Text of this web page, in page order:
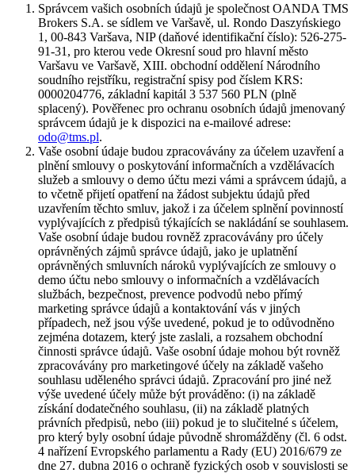
Správcem vašich osobních údajů je společnost OANDA TMS
Brokers S.A. se sídlem ve Varšavě, ul. Rondo Daszyńskiego
1, 00-843 Varšava, NIP (daňové identifikační číslo): 526-275-
91-31, pro kterou vede Okresní soud pro hlavní město
Varšavu ve Varšavě, XIII. obchodní oddělení Národního
soudního rejstříku, registrační spisy pod číslem KRS:
0000204776, základní kapitál 3 537 560 PLN (plně
splacený). Pověřenec pro ochranu osobních údajů jmenovaný
správcem údajů je k dispozici na e-mailové adrese:
odo@tms.pl.
Vaše osobní údaje budou zpracovávány za účelem uzavření a
plnění smlouvy o poskytování informačních a vzdělávacích
služeb a smlouvy o demo účtu mezi vámi a správcem údajů, a
to včetně přijetí opatření na žádost subjektu údajů před
uzavřením těchto smluv, jakož i za účelem splnění povinností
vyplývajících z předpisů týkajících se nakládání se souhlasem.
Vaše osobní údaje budou rovněž zpracovávány pro účely
oprávněných zájmů správce údajů, jako je uplatnění
oprávněných smluvních nároků vyplývajících ze smlouvy o
demo účtu nebo smlouvy o informačních a vzdělávacích
službách, bezpečnost, prevence podvodů nebo přímý
marketing správce údajů a kontaktování vás v jiných
případech, než jsou výše uvedené, pokud je to odůvodněno
zejména dotazem, který jste zaslali, a rozsahem obchodní
činnosti správce údajů. Vaše osobní údaje mohou být rovněž
zpracovávány pro marketingové účely na základě vašeho
souhlasu uděleného správci údajů. Zpracování pro jiné než
výše uvedené účely může být prováděno: (i) na základě
získání dodatečného souhlasu, (ii) na základě platných
právních předpisů, nebo (iii) pokud je to slučitelné s účelem,
pro který byly osobní údaje původně shromážděny (čl. 6 odst.
4 nařízení Evropského parlamentu a Rady (EU) 2016/679 ze
dne 27. dubna 2016 o ochraně fyzických osob v souvislosti se